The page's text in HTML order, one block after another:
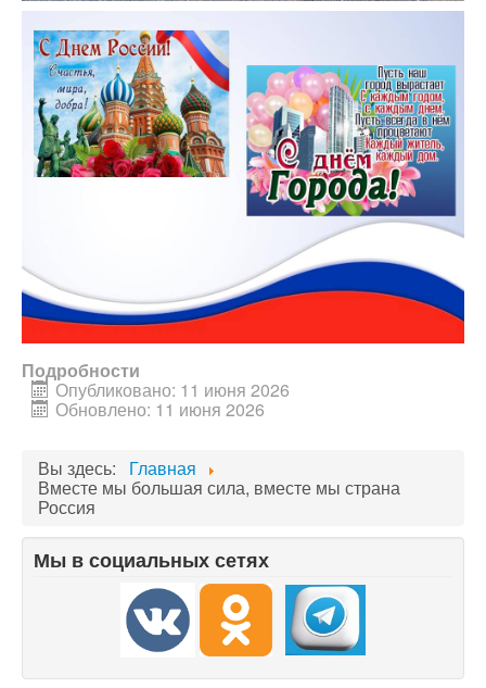
Подробности
Опубликовано: 11 июня 2026
Обновлено: 11 июня 2026
Вы здесь: Главная
Вместе мы большая сила, вместе мы страна
Россия
Мы в социальных сетях